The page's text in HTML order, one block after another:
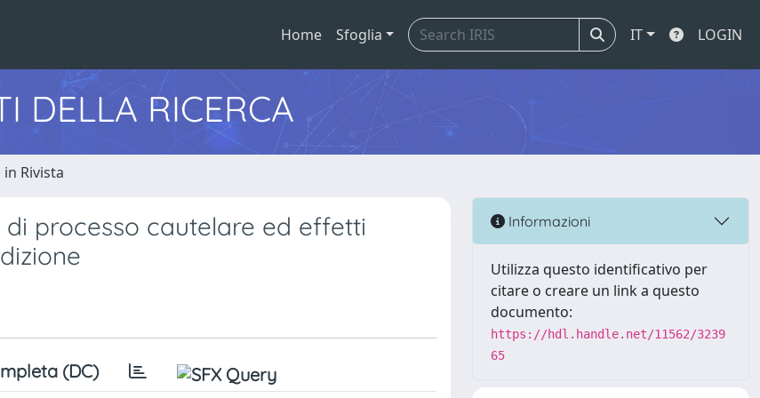
Home Sfoglia IT LOGIN
DELLA RICERCA
Rivista
processo cautelare ed effetti
(DC)
Informazioni
Utilizza questo identificativo per
citare o creare un link a questo
documento:
https://hdl.handle.net/11562/3239
65